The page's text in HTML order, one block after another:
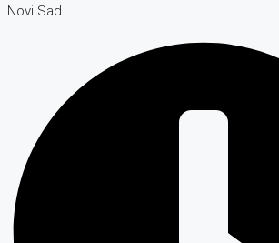
Novi Sad